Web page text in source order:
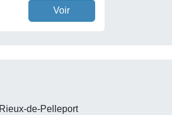
Voir
Rieux-de-Pelleport